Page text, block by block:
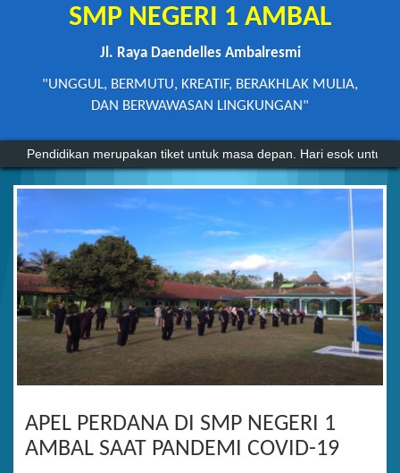
SMP NEGERI 1 AMBAL
Jl. Raya Daendelles Ambalresmi
"UNGGUL, BERMUTU, KREATIF, BERAKHLAK MULIA,
DAN BERWAWASAN LINGKUNGAN"
Pendidikan merupakan tiket untuk masa depan. Hari esok
APEL PERDANA DI SMP NEGERI 1
AMBAL SAAT PANDEMI COVID-19